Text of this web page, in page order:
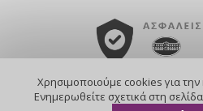
Χρησιμοποιούμε cookies για
Ενημερωθείτε σχετικά στη σελίδα
created by Nortech/
©2013-